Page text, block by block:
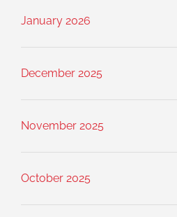
January 2026
December 2025
November 2025
October 2025